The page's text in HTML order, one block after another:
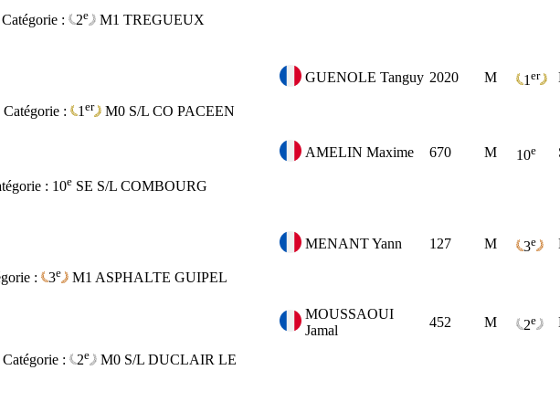
: 2e M1 TREGUEUX
GUENOLE Tanguy 2020 M 1 er
: 1 er M0 S/L CO PACEEN
AMELIN Maxime 670 M 10e
: 10e SE S/L COMBOURG
MENANT Yann 127 M 3e
: 3e M1 ASPHALTE GUIPEL
MOUSSAOUI
Jamal
452 M 2e
: 2e M0 S/L DUCLAIR LE